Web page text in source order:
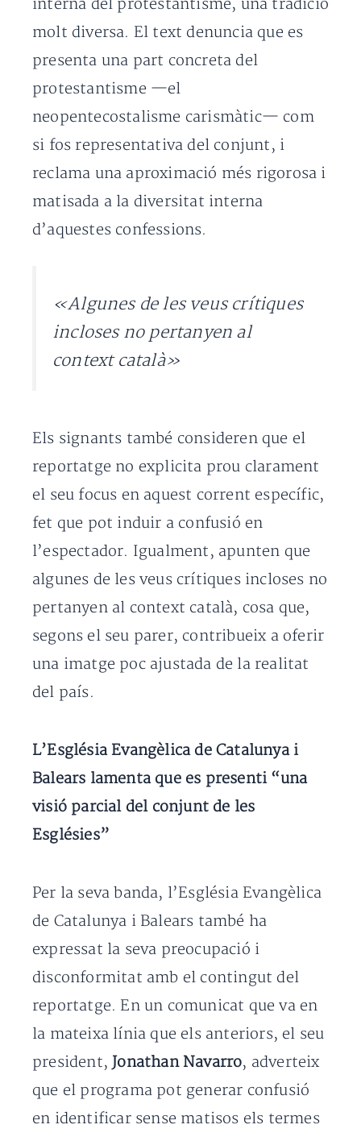
interna del protestantisme, una tradició
molt diversa. El text denuncia que es
presenta una part concreta del
protestantisme —el
neopentecostalisme carismàtic— com
si fos representativa del conjunt, i
reclama una aproximació més rigorosa i
matisada a la diversitat interna
d’aquestes confessions.
«Algunes de les veus crítiques
incloses no pertanyen al
context català»
Els signants també consideren que el
reportatge no explicita prou clarament
el seu focus en aquest corrent específic,
fet que pot induir a confusió en
l’espectador. Igualment, apunten que
algunes de les veus crítiques incloses no
pertanyen al context català, cosa que,
segons el seu parer, contribueix a oferir
una imatge poc ajustada de la realitat
del país.
L’Església Evangèlica de Catalunya i
Balears lamenta que es presenti “una
visió parcial del conjunt de les
Esglésies”
Per la seva banda, l’Església Evangèlica
de Catalunya i Balears també ha
expressat la seva preocupació i
disconformitat amb el contingut del
reportatge. En un comunicat que va en
la mateixa línia que els anteriors, el seu
president, Jonathan Navarro, adverteix
que el programa pot generar confusió
en identificar sense matisos els termes